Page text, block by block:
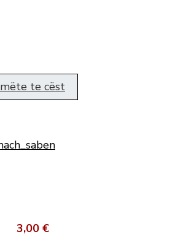
mëte te cëst
3,00 €